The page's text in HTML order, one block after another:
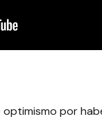
optimismo por